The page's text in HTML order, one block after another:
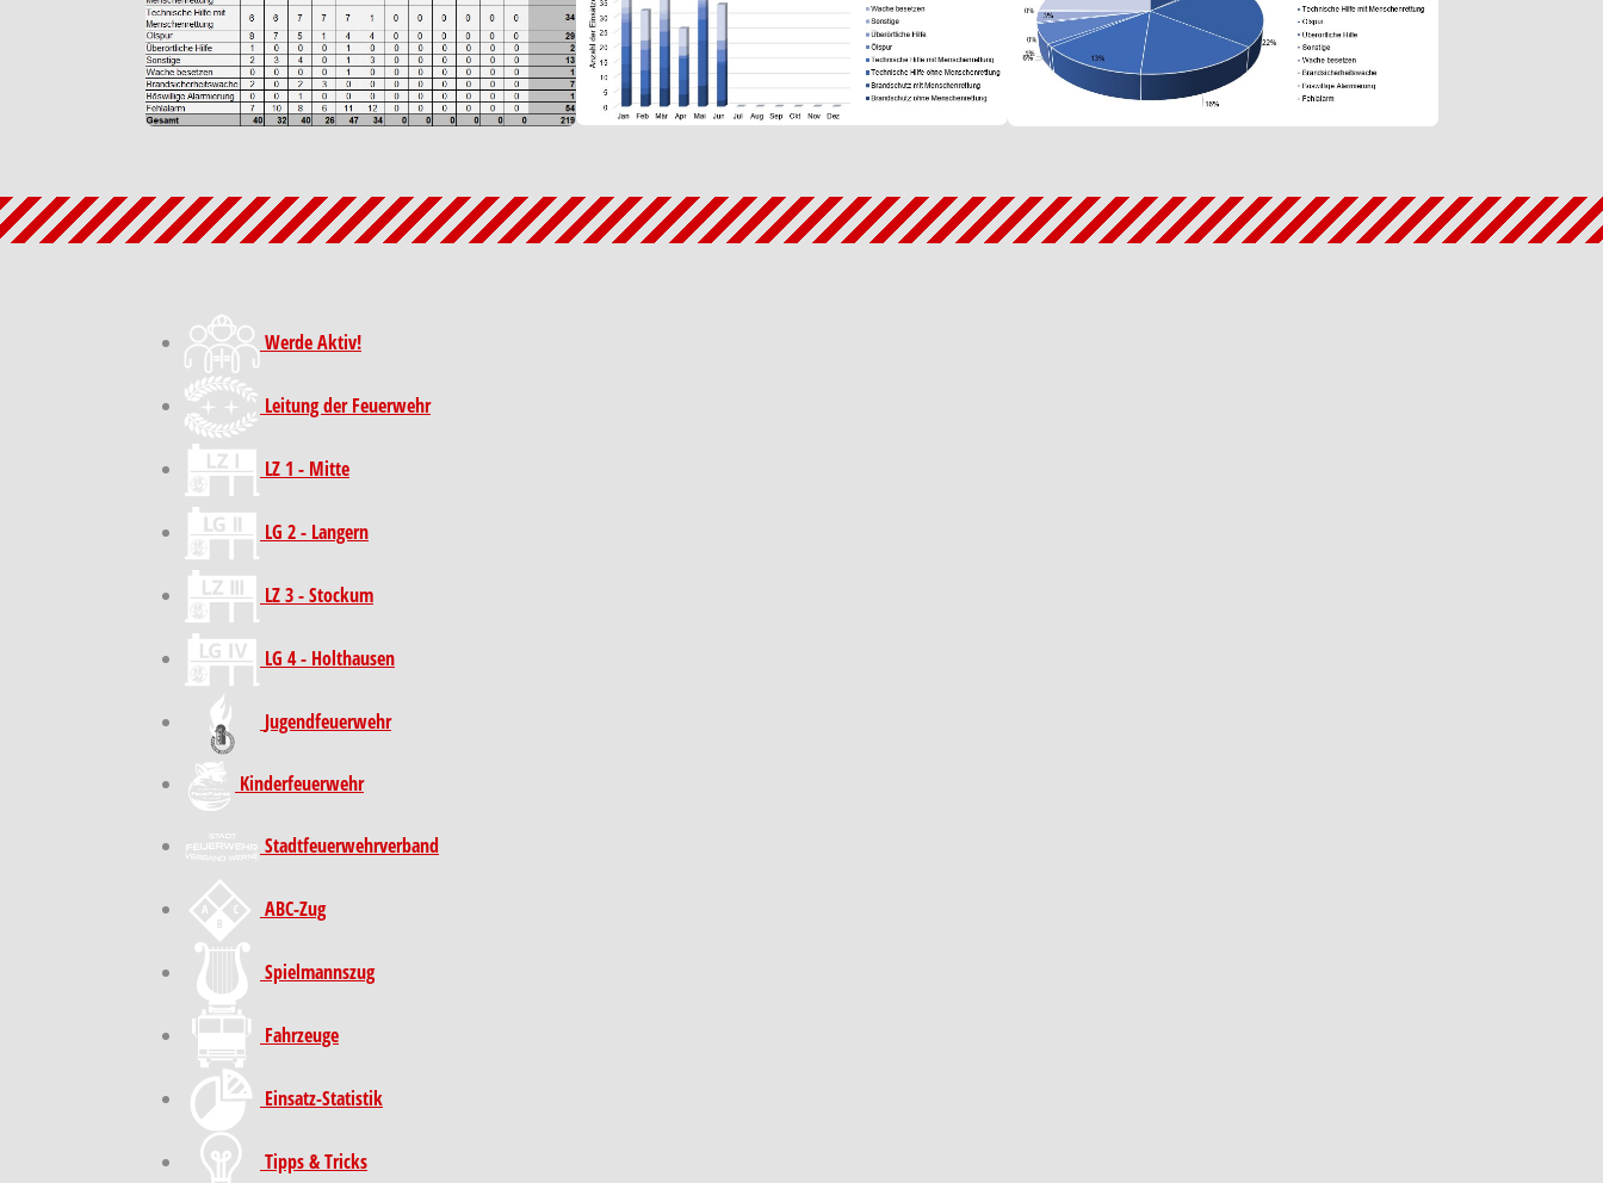
Werde Aktiv!
Leitung der Feuerwehr
LZ 1 - Mitte
LG 2 - Langern
LZ 3 - Stockum
LG 4 - Holthausen
Jugendfeuerwehr
Kinder­feuer­wehr
Stadt­feuer­wehr­verband
ABC-Zug
Spielmannszug
Fahrzeuge
Einsatz-Statistik
Tipps & Tricks